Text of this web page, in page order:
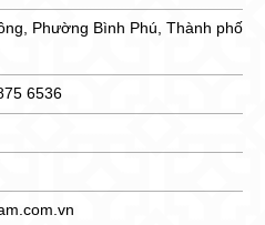
Phường Bình Phú, Thành phố
6536